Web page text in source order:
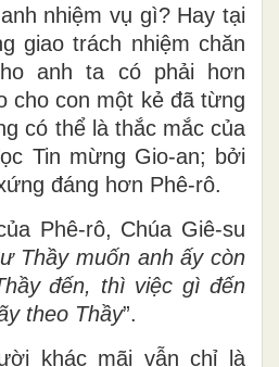
nhiệm vụ gì? Hay tại
giao trách nhiệm chăn
anh ta có phải hơn
cho con một kẻ đã từng
có thể là thắc mắc của
Tin mừng Gio-an; bởi
đáng hơn Phê-rô.
Phê-rô, Chúa Giê-su
Thầy muốn anh ấy còn
đến, thì việc gì đến
theo Thầy”.
khác mãi vẫn chỉ là